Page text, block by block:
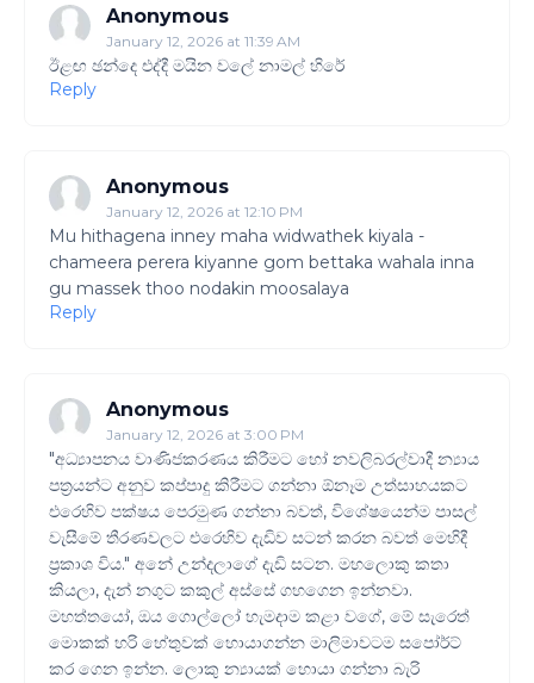
Anonymous
January 12, 2026 at 11:39 AM
ඊළඟ ඡන්දෙ එද්දී මයින වලේ නාමල් හිරේ
Reply
Anonymous
January 12, 2026 at 12:10 PM
Mu hithagena inney maha widwathek kiyala -
chameera perera kiyanne gom bettaka wahala inna
gu massek thoo nodakin moosalaya
Reply
Anonymous
January 12, 2026 at 3:00 PM
"අධ්‍යාපනය වාණිජකරණය කිරීමට හෝ නවලිබරල්වාදී න්‍යාය
පත්‍රයන්ට අනුව කප්පාදු කිරීමට ගන්නා ඕනෑම උත්සාහයකට
එරෙහිව පක්ෂය පෙරමුණ ගන්නා බවත්, විශේෂයෙන්ම පාසල්
වැසීමේ තීරණවලට එරෙහිව දැඩිව සටන් කරන බවත් මෙහිදී
ප්‍රකාශ විය." අනේ උන්දලාගේ දැඩි සටන. මහලොකු කතා
කියලා, දැන් නගුට කකුල් අස්සේ ගහගෙන ඉන්නවා.
මහත්තයෝ, ඔය ගොල්ලෝ හැමදාම කළා වගේ, මේ සැරෙත්
මොකක් හරි හේතුවක් හොයාගන්න මාලිමාවටම සපෝර්ට්
කර ගෙන ඉන්න. ලොකු න්‍යායක් හොයා ගන්නා බැරි